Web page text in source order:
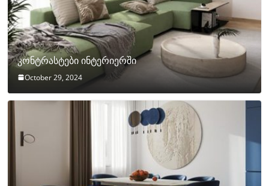
კონტრასტები ინტერიერში
October 29, 2024